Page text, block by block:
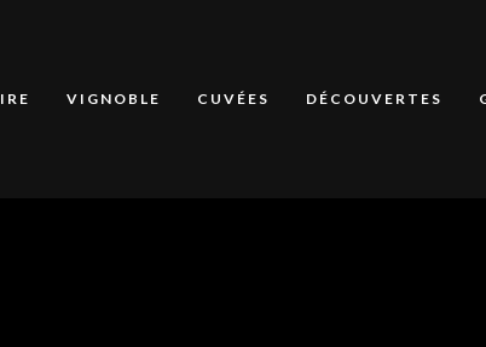
VIGNOBLE CUVÉES DÉCOUVERTES